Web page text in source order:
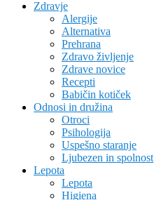
Zdravje
Alergije
Alternativa
Prehrana
Zdravo življenje
Zdrave novice
Recepti
Babičin kotiček
Odnosi in družina
Otroci
Psihologija
Uspešno staranje
Ljubezen in spolnost
Lepota
Lepota
Higiena